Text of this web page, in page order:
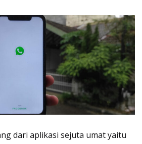
dari aplikasi sejuta umat yaitu